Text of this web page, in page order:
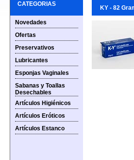
CATEGORIAS
Novedades
Ofertas
Preservativos
Lubricantes
Esponjas Vaginales
Sabanas y Toallas
Desechables
Artículos Higiénicos
Artículos Eróticos
Artículos Estanco
KY - 82